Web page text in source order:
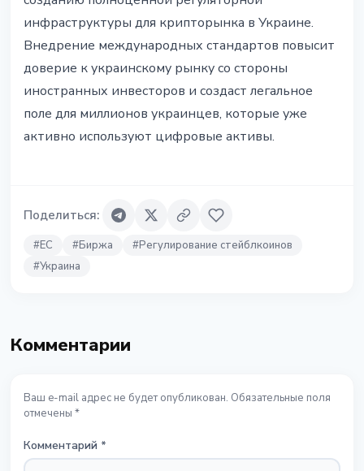
инфраструктуры для крипторынка в Украине.
Внедрение международных стандартов повысит
доверие к украинскому рынку со стороны
иностранных инвесторов и создаст легальное
поле для миллионов украинцев, которые уже
активно используют цифровые активы.
Поделиться:
#ЕС #Биржа #Регулирование стейблкоинов
#Украина
Комментарии
Ваш e-mail адрес не будет опубликован. Обязательные поля
отмечены *
Комментарий *